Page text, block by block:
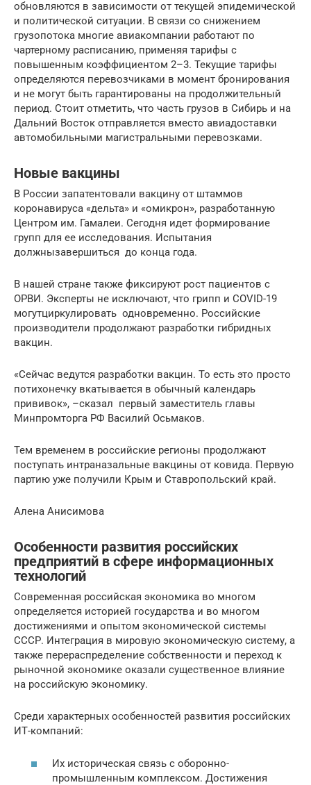
обновляются в зависимости от текущей эпидемической
и политической ситуации. В связи со снижением
грузопотока многие авиакомпании работают по
чартерному расписанию, применяя тарифы с
повышенным коэффициентом 2–3. Текущие тарифы
определяются перевозчиками в момент бронирования
и не могут быть гарантированы на продолжительный
период. Стоит отметить, что часть грузов в Сибирь и на
Дальний Восток отправляется вместо авиадоставки
автомобильными магистральными перевозками.
Новые вакцины
В России запатентовали вакцину от штаммов
коронавируса «дельта» и «омикрон», разработанную
Центром им. Гамалеи. Сегодня идет формирование
групп для ее исследования. Испытания
должнызавершиться до конца года.
В нашей стране также фиксируют рост пациентов с
ОРВИ. Эксперты не исключают, что грипп и COVID-19
могутциркулировать одновременно. Российские
производители продолжают разработки гибридных
вакцин.
«Сейчас ведутся разработки вакцин. То есть это просто
потихонечку вкатывается в обычный календарь
прививок», –сказал первый заместитель главы
Минпромторга РФ Василий Осьмаков.
Тем временем в российские регионы продолжают
поступать интраназальные вакцины от ковида. Первую
партию уже получили Крым и Ставропольский край.
Алена Анисимова
Особенности развития российских
предприятий в сфере информационных
технологий
Современная российская экономика во многом
определяется историей государства и во многом
достижениями и опытом экономической системы
СССР. Интеграция в мировую экономическую систему, а
также перераспределение собственности и переход к
рыночной экономике оказали существенное влияние
на российскую экономику.
Среди характерных особенностей развития российских
ИТ-компаний:
Их историческая связь с оборонно-
промышленным комплексом. Достижения